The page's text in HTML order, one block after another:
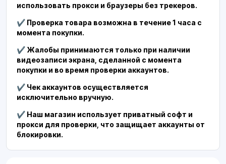
использовать прокси и браузеры без трекеров.
✔️ Проверка товара возможна в течение 1 часа с
момента покупки.
✔️ Жалобы принимаются только при наличии
видеозаписи экрана, сделанной с момента
покупки и во время проверки аккаунтов.
✔️ Чек аккаунтов осуществляется
исключительно вручную.
✔️ Наш магазин использует приватный софт и
прокси для проверки, что защищает аккаунты от
блокировки.